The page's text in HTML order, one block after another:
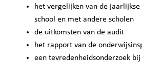
het vergelijken van de
school en met andere scholen
de uitkomsten van de audit
het rapport van de
een tevredenheidsonderzoek bij